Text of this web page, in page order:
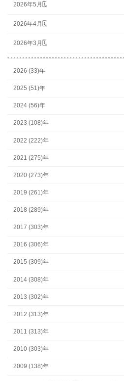
2026年5月🗓
2026年4月🗓
2026年3月🗓
2026 (33)年
2025 (51)年
2024 (56)年
2023 (108)年
2022 (222)年
2021 (275)年
2020 (273)年
2019 (261)年
2018 (289)年
2017 (303)年
2016 (306)年
2015 (309)年
2014 (308)年
2013 (302)年
2012 (313)年
2011 (313)年
2010 (303)年
2009 (138)年